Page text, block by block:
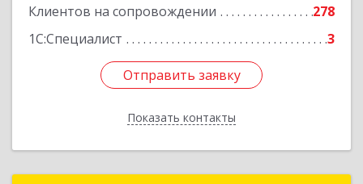
Клиентов на сопровождении
278
1С:Специалист
3
Отправить заявку
Показать контакты
Подробнее
Отправить заявку
Назад